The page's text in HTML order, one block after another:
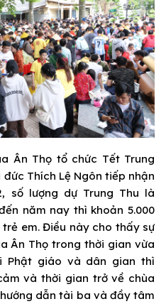
Ân Thọ tổ chức Tết Trung
Thích Lệ Ngôn tiếp nhận
số lượng dự Trung Thu là
năm nay thì khoản 5.000
em. Điều này cho thấy sự
Ân Thọ trong thời gian vừa
Phật giáo và dân gian thì
và thời gian trở về chùa
dẫn tài ba và đầy tâm